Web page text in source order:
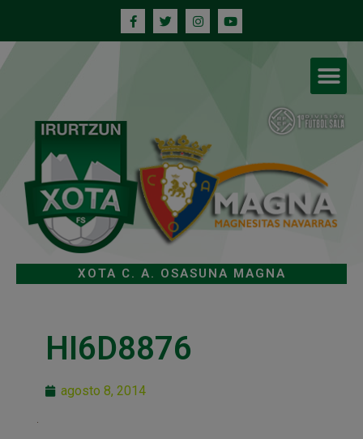
XOTA C. A. OSASUNA MAGNA
HI6D8876
agosto 8, 2014